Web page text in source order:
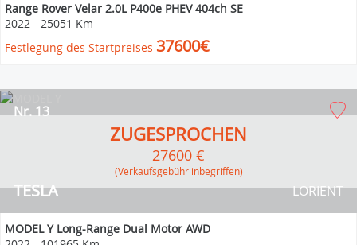
Range Rover Velar 2.0L P400e PHEV 404ch SE
2022 - 25051 Km
Festlegung des Startpreises 37600€
TESLA
Nr. 13
LORIENT
ZUGESPROCHEN
27600 €
(Verkaufsgebühr inbegriffen)
MODEL Y Long-Range Dual Motor AWD